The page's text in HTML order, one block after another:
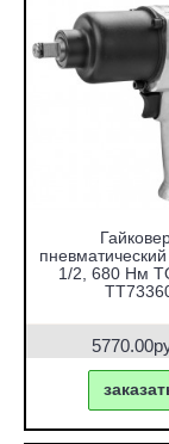
1/2, 680 Нм